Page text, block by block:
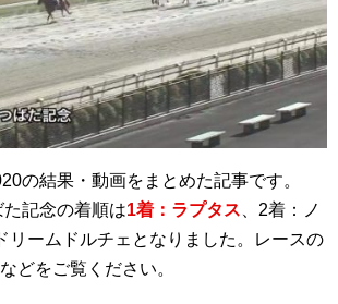
の結果・動画をまとめた記事です。
記念の着順は1着：ラプタス 、2着：ノ
リームドルチェとなりました。レースの
どをご覧ください。